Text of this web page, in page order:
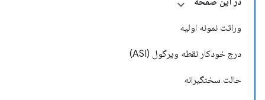
وراثت نمونه اولیه
درج خودکار نقطه ویرگول (ASI)
حالت سختگیرانه